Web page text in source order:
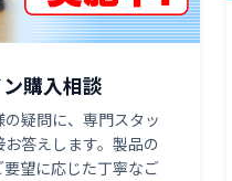
購入相談
疑問に、専門スタッ
答えします。製品の
望に応じた丁寧なご